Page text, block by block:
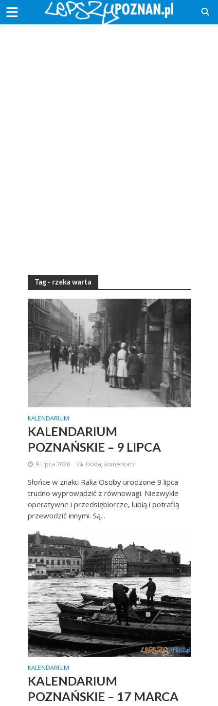
Tag - rzeka warta
KALENDARIUM
KALENDARIUM
POZNAŃSKIE – 9 LIPCA
9 Lipca 2026 Dodaj komentarz
Słońce w znaku Raka Osoby urodzone 9 lipca
trudno wyprowadzić z równowagi. Niezwykle
operatywne i przedsiębiorcze, lubią i potrafią
przewodzić innymi. Są...
KALENDARIUM
KALENDARIUM
POZNAŃSKIE – 17 MARCA